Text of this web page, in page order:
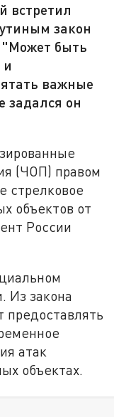
встретил
закон
"Может быть
важные
задался он
(ЧОП) правом
стрелковое
объектов от
России
Из закона
предоставлять
атак
объектах.